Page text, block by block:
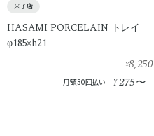
米子店
HASAMI PORCELAIN トレイ
φ185×h21
¥8,250
月額30回払い ¥275〜